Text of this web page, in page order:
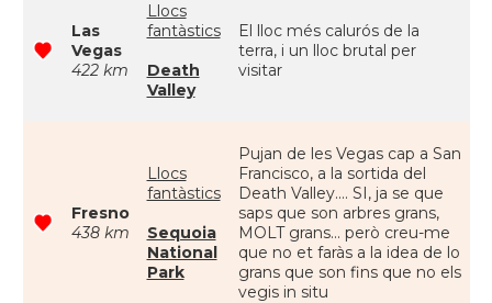
Las
Vegas
422 km
Llocs
fantàstics
Death
Valley
El lloc més calurós de la
terra, i un lloc brutal per
visitar
Fresno
438 km
Llocs
fantàstics
Sequoia
National
Park
Pujan de les Vegas cap a San
Francisco, a la sortida del
Death Valley.... SI, ja se que
saps que son arbres grans,
MOLT grans... però creu-me
que no et faràs a la idea de lo
grans que son fins que no els
vegis in situ